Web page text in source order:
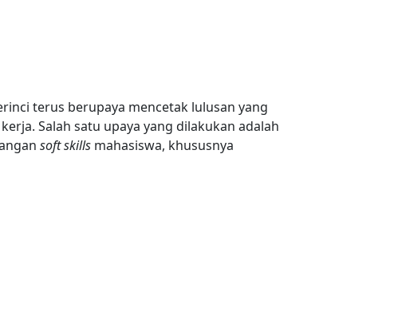
terus berupaya mencetak lulusan yang
Salah satu upaya yang dilakukan adalah
soft skills mahasiswa, khususnya